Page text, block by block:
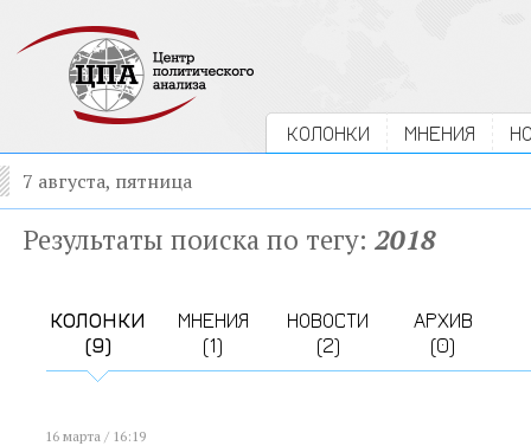
КОЛОНКИ МНЕНИЯ
7 августа, пятница
Результаты поиска по тегу: 2018
КОЛОНКИ
(9)
МНЕНИЯ
(1)
НОВОСТИ
(2)
АРХИВ
(0)
16 марта / 16:19